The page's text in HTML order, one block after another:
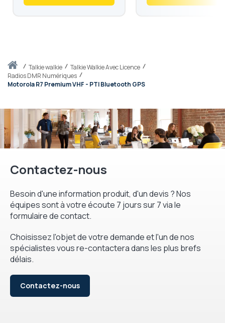
Accueiltalkie walkie
Talkie Walkie Avec Licence
Radios DMR Numériques
Motorola R7 Premium VHF - PTI Bluetooth GPS
Contactez-nous
Besoin d'une information produit, d'un devis ? Nos
équipes sont à votre écoute 7 jours sur 7 via le
formulaire de contact.
Choisissez l'objet de votre demande et l'un de nos
spécialistes vous re-contactera dans les plus brefs
délais.
Contactez-nous